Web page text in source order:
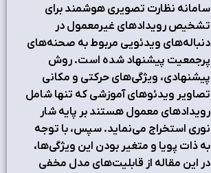
سامانه نظارت تصویری هوشمند برای
تشخیص رویدادهای غیرمعمول در
دنباله‌های ویدئویی مربوط به صحنه‌های
پرجمعیت پیشنهاد شده است. روش
پیشنهادی، ویژگی‌های حرکتی و مکانی
تصاویر ویدئوهای آموزشی که تنها شامل
رویدادهای معمول هستند بر پایه شار
نوری استخراج می‌‌نماید. سپس، با توجه
به ذات پویا و متغیر بودن این ویژگی‌ها،
در این مقاله از قابلیت‌های مدل مخفی